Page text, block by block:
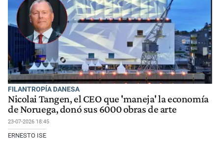
FILANTROPÍA DANESA
Nicolai Tangen, el CEO que 'maneja' la economía
de Noruega, donó sus 6000 obras de arte
23-07-2026 18:45
ERNESTO ISE